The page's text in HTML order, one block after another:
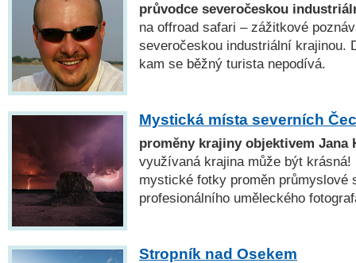
průvodce severočeskou
na offroad safari – zážitkové
severočeskou industriální krajinou.
kam se běžný turista nepodívá.
Mystická místa severních
proměny krajiny objektivem Jana
využívaná krajina může být krásná!
mystické fotky proměn průmyslové
profesionálního uměleckého
Stropník nad Osekem